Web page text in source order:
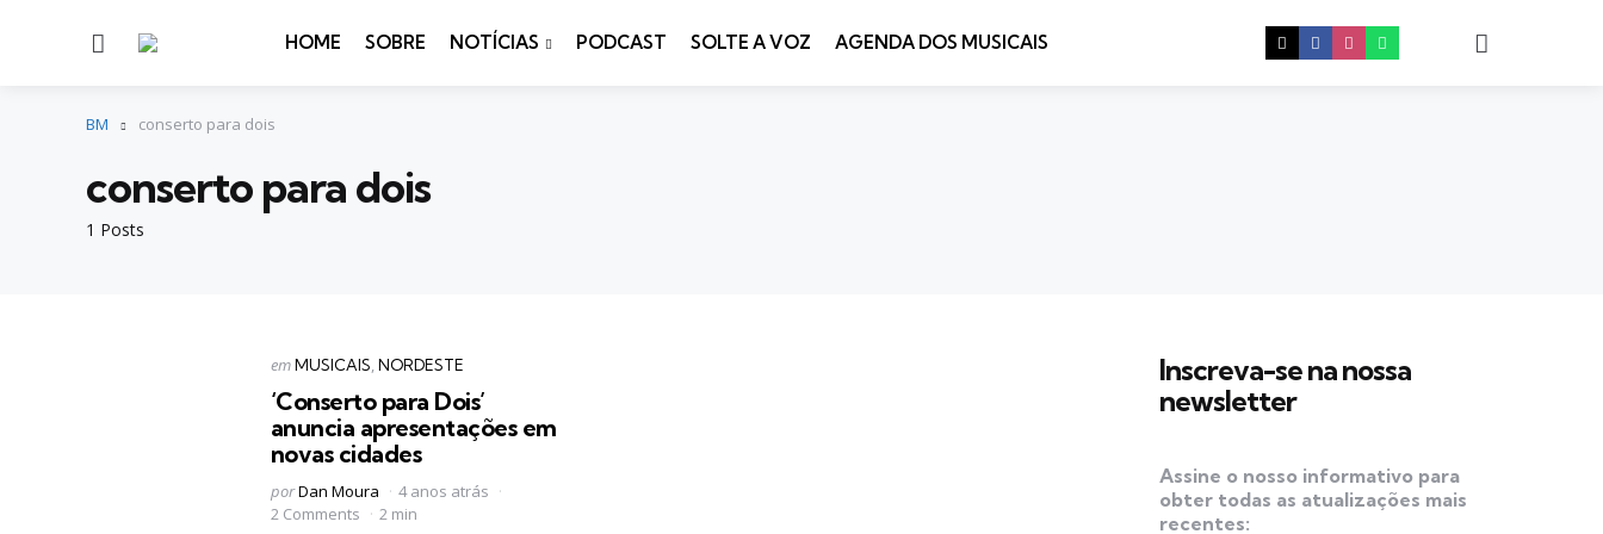
Menu HOME SOBRE NOTÍCIAS PODCAST SOLTE A VOZ AGENDA DOS MUSICAIS
BM conserto para dois
1 Posts
conserto para dois
Categorias
Postado
em MUSICAIS NORDESTE
‘Conserto para Dois’
anuncia apresentações em
novas cidades
Postado
por
porDan Moura
4 anos atrás
2 Comments
2 min
Inscreva-se na nossa
newsletter
Assine o nosso informativo para
obter todas as atualizações mais
recentes: